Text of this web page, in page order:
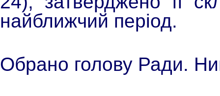
найближчий період.
Обрано голову Ради.